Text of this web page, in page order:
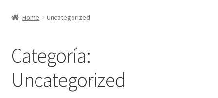
Home Uncategorized
Categoría:
Uncategorized